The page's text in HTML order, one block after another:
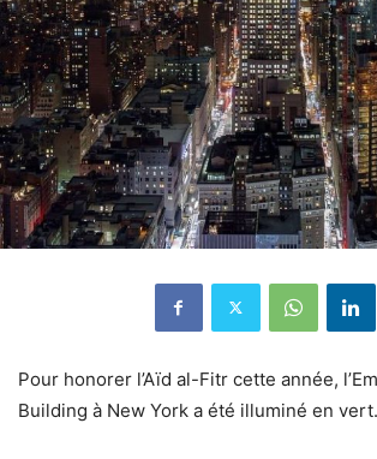
Pour honorer l’Aïd al-Fitr cette année,
Building à New York a été illuminé en vert.